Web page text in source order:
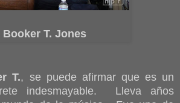
Booker T. Jones
T., se puede afirmar que es un
indesmayable. Lleva años